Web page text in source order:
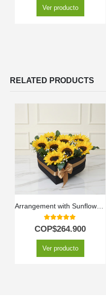
Ver producto
RELATED PRODUCTS
5.00out of 5
COP$264.900
Ver producto